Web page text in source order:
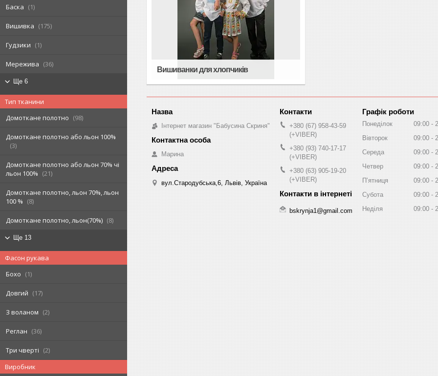
Баска 1
Вишивка 175
Гудзики 1
Мережива 36
Ще 6
Тип тканини
Домоткане полотно
98
Домоткане полотно або льон 100%
3
Домоткане полотно або льон 70% чі
льон 100%
21
Домоткане полотно, льон 70%, льон
100 %
8
Домоткане полотно, льон(70%) 8
Ще 13
Фасон рукава
Бохо
1
Довгий 17
З воланом 2
Реглан 36
Три чверті
2
Виробник
Вишиванки для хлопчиків
Інтернет магазин "Бабусина Скриня"
Марина
вул.Стародубська,6, Львів, Україна
+380 (67) 958-43-59
(+VIBER)
+380 (93) 740-17-17
(+VIBER)
+380 (63) 905-19-20
(+VIBER)
bskrynja1@gmail.com
Графік роботи
Понеділок 09:00
Вівторок
09:00
Середа
09:00
Четвер
09:00
Пʼятниця
09:00
Субота
09:00
Неділя
09:00